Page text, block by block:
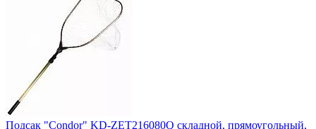
Подсак "Condor" KD-ZET216080Q складной, прямоугольный,